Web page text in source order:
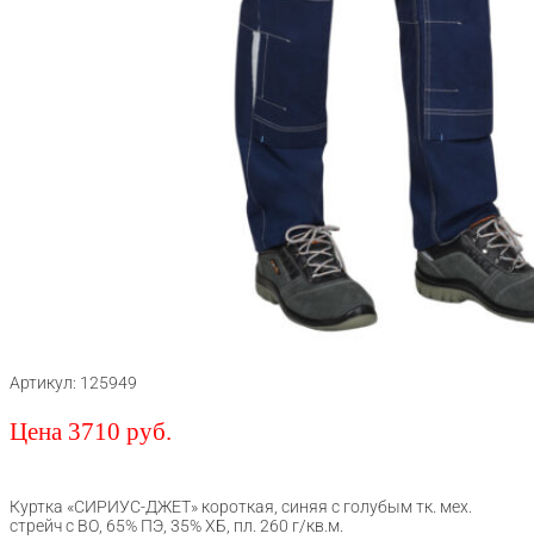
Артикул: 125949
Цена 3710 руб.
Куртка «СИРИУС-ДЖЕТ» короткая, синяя с голубым тк. мех.
стрейч с ВО, 65% ПЭ, 35% ХБ, пл. 260 г/кв.м.